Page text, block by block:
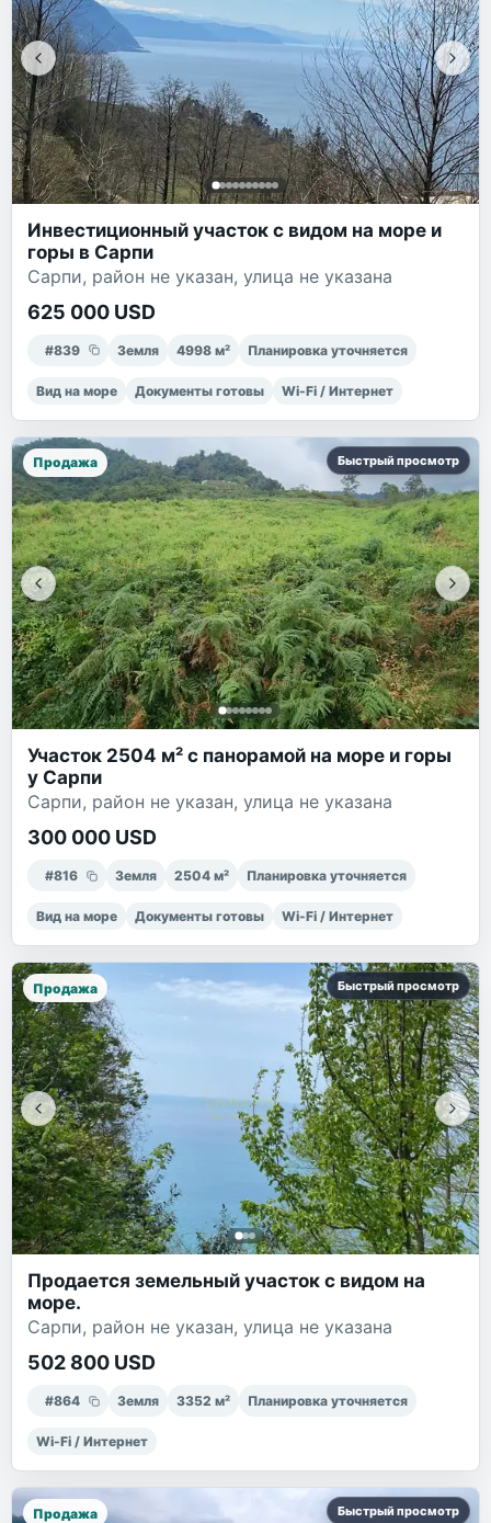
Инвестиционный участок с видом на море и
горы в Сарпи
Сарпи, район не указан, улица не указана
625 000 USD
#839 Земля 4998 м² Планировка уточняется
Вид на море Документы готовы Wi-Fi / Интернет
Продажа Быстрый просмотр
Участок 2504 м² с панорамой на море и горы
у Сарпи
Сарпи, район не указан, улица не указана
300 000 USD
#816 Земля 2504 м² Планировка уточняется
Вид на море Документы готовы Wi-Fi / Интернет
Продажа Быстрый просмотр
Продается земельный участок с видом на
море.
Сарпи, район не указан, улица не указана
502 800 USD
#864 Земля 3352 м² Планировка уточняется
Wi-Fi / Интернет
Продажа Быстрый просмотр